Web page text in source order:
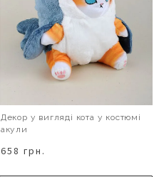
Декор у вигляді кота у костюмі
акули
658 грн.